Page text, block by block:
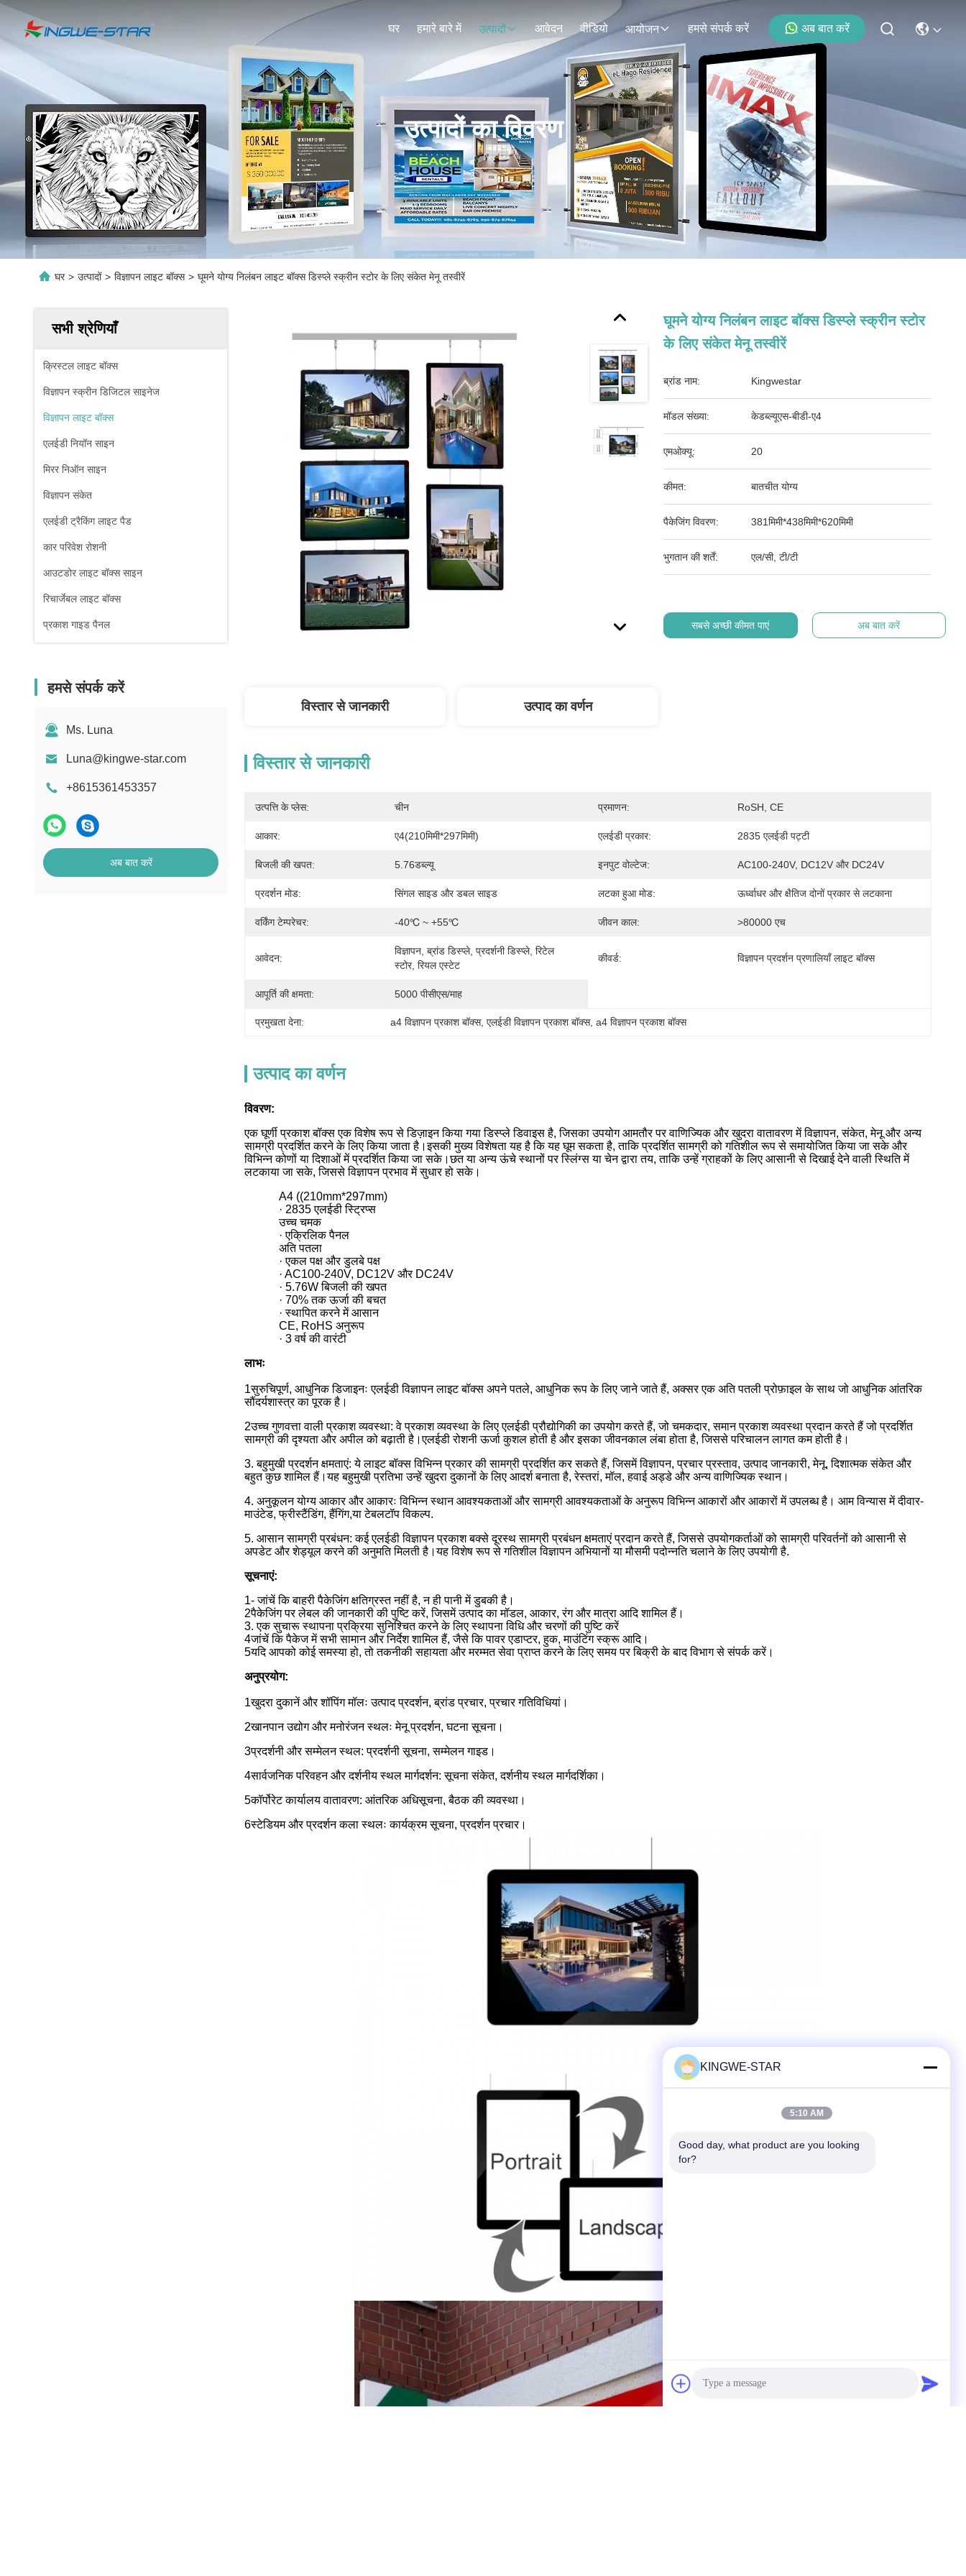
घर हमारे बारे में उत्पादों आवेदन वीडियो आयोजन हमसे संपर्क करें अब बात करें
उत्पादों का विवरण
घर > उत्पादों > विज्ञापन लाइट बॉक्स > घूमने योग्य निलंबन लाइट बॉक्स डिस्प्ले स्क्रीन स्टोर के लिए संकेत मेनू तस्वीरें
सभी श्रेणियाँ
क्रिस्टल लाइट बॉक्स
विज्ञापन स्क्रीन डिजिटल साइनेज
विज्ञापन लाइट बॉक्स
एलईडी नियॉन साइन
मिरर निऑन साइन
विज्ञापन संकेत
एलईडी ट्रैकिंग लाइट पैड
कार परिवेश रोशनी
आउटडोर लाइट बॉक्स साइन
रिचार्जेबल लाइट बॉक्स
प्रकाश गाइड पैनल
हमसे संपर्क करें
Ms. Luna
Luna@kingwe-star.com
+8615361453357
अब बात करें
घूमने योग्य निलंबन लाइट बॉक्स डिस्प्ले स्क्रीन स्टोर
के लिए संकेत मेनू तस्वीरें
ब्रांड नाम: Kingwestar
मॉडल संख्या: केडब्ल्यूएस-बीडी-ए4
एमओक्यू: 20
कीमत: बातचीत योग्य
पैकेजिंग विवरण: 381मिमी*438मिमी*620मिमी
भुगतान की शर्तें: एल/सी, टी/टी
सबसे अच्छी कीमत पाएं अब बात करें
विस्तार से जानकारी उत्पाद का वर्णन
विस्तार से जानकारी
उत्पत्ति के प्लेस: चीन प्रमाणन: RoSH, CE
आकार: ए4(210मिमी*297मिमी) एलईडी प्रकार: 2835 एलईडी पट्टी
बिजली की खपत: 5.76डब्ल्यू इनपुट वोल्टेज: AC100-240V, DC12V और DC24V
प्रदर्शन मोड: सिंगल साइड और डबल साइड लटका हुआ मोड: ऊर्ध्वाधर और क्षैतिज दोनों प्रकार से लटकाना
वर्किंग टेम्परेचर: -40℃ ~ +55℃ जीवन काल: >80000 एच
आवेदन:
विज्ञापन, ब्रांड डिस्प्ले, प्रदर्शनी डिस्प्ले, रिटेल
स्टोर, रियल एस्टेट
कीवर्ड: विज्ञापन प्रदर्शन प्रणालियाँ लाइट बॉक्स
आपूर्ति की क्षमता: 5000 पीसीएस/माह
प्रमुखता देना: a4 विज्ञापन प्रकाश बॉक्स, एलईडी विज्ञापन प्रकाश बॉक्स, a4 विज्ञापन प्रकाश बॉक्स
उत्पाद का वर्णन
विवरण:
एक घूर्णी प्रकाश बॉक्स एक विशेष रूप से डिज़ाइन किया गया डिस्प्ले डिवाइस है, जिसका उपयोग आमतौर पर वाणिज्यिक और खुदरा वातावरण में विज्ञापन, संकेत, मेनू और अन्य
सामग्री प्रदर्शित करने के लिए किया जाता है।इसकी मुख्य विशेषता यह है कि यह घूम सकता है, ताकि प्रदर्शित सामग्री को गतिशील रूप से समायोजित किया जा सके और
विभिन्न कोणों या दिशाओं में प्रदर्शित किया जा सके।छत या अन्य ऊंचे स्थानों पर स्लिंग्स या चेन द्वारा तय, ताकि उन्हें ग्राहकों के लिए आसानी से दिखाई देने वाली स्थिति में
लटकाया जा सके, जिससे विज्ञापन प्रभाव में सुधार हो सके।
A4 ((210mm*297mm)
· 2835 एलईडी स्ट्रिप्स
उच्च चमक
· एक्रिलिक पैनल
अति पतला
· एकल पक्ष और डुलबे पक्ष
· AC100-240V, DC12V और DC24V
· 5.76W बिजली की खपत
· 70% तक ऊर्जा की बचत
· स्थापित करने में आसान
CE, RoHS अनुरूप
· 3 वर्ष की वारंटी
लाभः
1सुरुचिपूर्ण, आधुनिक डिजाइनः एलईडी विज्ञापन लाइट बॉक्स अपने पतले, आधुनिक रूप के लिए जाने जाते हैं, अक्सर एक अति पतली प्रोफ़ाइल के साथ जो आधुनिक आंतरिक
सौंदर्यशास्त्र का पूरक है।
2उच्च गुणवत्ता वाली प्रकाश व्यवस्था: वे प्रकाश व्यवस्था के लिए एलईडी प्रौद्योगिकी का उपयोग करते हैं, जो चमकदार, समान प्रकाश व्यवस्था प्रदान करते हैं जो प्रदर्शित
सामग्री की दृश्यता और अपील को बढ़ाती है।एलईडी रोशनी ऊर्जा कुशल होती है और इसका जीवनकाल लंबा होता है, जिससे परिचालन लागत कम होती है।
3. बहुमुखी प्रदर्शन क्षमताएं: ये लाइट बॉक्स विभिन्न प्रकार की सामग्री प्रदर्शित कर सकते हैं, जिसमें विज्ञापन, प्रचार प्रस्ताव, उत्पाद जानकारी, मेनू, दिशात्मक संकेत और
बहुत कुछ शामिल हैं।यह बहुमुखी प्रतिभा उन्हें खुदरा दुकानों के लिए आदर्श बनाता है, रेस्तरां, मॉल, हवाई अड्डे और अन्य वाणिज्यिक स्थान।
4. अनुकूलन योग्य आकार और आकारः विभिन्न स्थान आवश्यकताओं और सामग्री आवश्यकताओं के अनुरूप विभिन्न आकारों और आकारों में उपलब्ध है। आम विन्यास में दीवार-
माउंटेड, फ्रीस्टैंडिंग, हैंगिंग,या टेबलटॉप विकल्प.
5. आसान सामग्री प्रबंधन: कई एलईडी विज्ञापन प्रकाश बक्से दूरस्थ सामग्री प्रबंधन क्षमताएं प्रदान करते हैं, जिससे उपयोगकर्ताओं को सामग्री परिवर्तनों को आसानी से
अपडेट और शेड्यूल करने की अनुमति मिलती है।यह विशेष रूप से गतिशील विज्ञापन अभियानों या मौसमी पदोन्नति चलाने के लिए उपयोगी है.
सूचनाएं:
1- जांचें कि बाहरी पैकेजिंग क्षतिग्रस्त नहीं है, न ही पानी में डुबकी है।
2पैकेजिंग पर लेबल की जानकारी की पुष्टि करें, जिसमें उत्पाद का मॉडल, आकार, रंग और मात्रा आदि शामिल हैं।
3. एक सुचारू स्थापना प्रक्रिया सुनिश्चित करने के लिए स्थापना विधि और चरणों की पुष्टि करें
4जांचें कि पैकेज में सभी सामान और निर्देश शामिल हैं, जैसे कि पावर एडाप्टर, हुक, माउंटिंग स्क्रू आदि।
5यदि आपको कोई समस्या हो, तो तकनीकी सहायता और मरम्मत सेवा प्राप्त करने के लिए समय पर बिक्री के बाद विभाग से संपर्क करें।
अनुप्रयोग:
1खुदरा दुकानें और शॉपिंग मॉलः उत्पाद प्रदर्शन, ब्रांड प्रचार, प्रचार गतिविधियां।
2खानपान उद्योग और मनोरंजन स्थलः मेनू प्रदर्शन, घटना सूचना।
3प्रदर्शनी और सम्मेलन स्थल: प्रदर्शनी सूचना, सम्मेलन गाइड।
4सार्वजनिक परिवहन और दर्शनीय स्थल मार्गदर्शन: सूचना संकेत, दर्शनीय स्थल मार्गदर्शिका।
5कॉर्पोरेट कार्यालय वातावरण: आंतरिक अधिसूचना, बैठक की व्यवस्था।
6स्टेडियम और प्रदर्शन कला स्थलः कार्यक्रम सूचना, प्रदर्शन प्रचार।
KINGWE-STAR
5:10 AM
Good day, what product are you looking
for?